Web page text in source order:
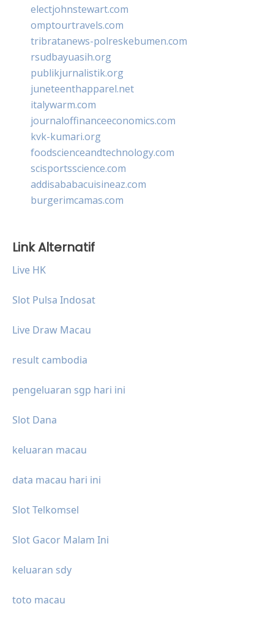
electjohnstewart.com
omptourtravels.com
tribratanews-polreskebumen.com
rsudbayuasih.org
publikjurnalistik.org
juneteenthapparel.net
italywarm.com
journaloffinanceeconomics.com
kvk-kumari.org
foodscienceandtechnology.com
scisportsscience.com
addisababacuisineaz.com
burgerimcamas.com
Link Alternatif
Live HK
Slot Pulsa Indosat
Live Draw Macau
result cambodia
pengeluaran sgp hari ini
Slot Dana
keluaran macau
data macau hari ini
Slot Telkomsel
Slot Gacor Malam Ini
keluaran sdy
toto macau